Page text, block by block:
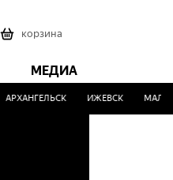
корзина
МЕДИА
АРХАНГЕЛЬСК ИЖЕВСК